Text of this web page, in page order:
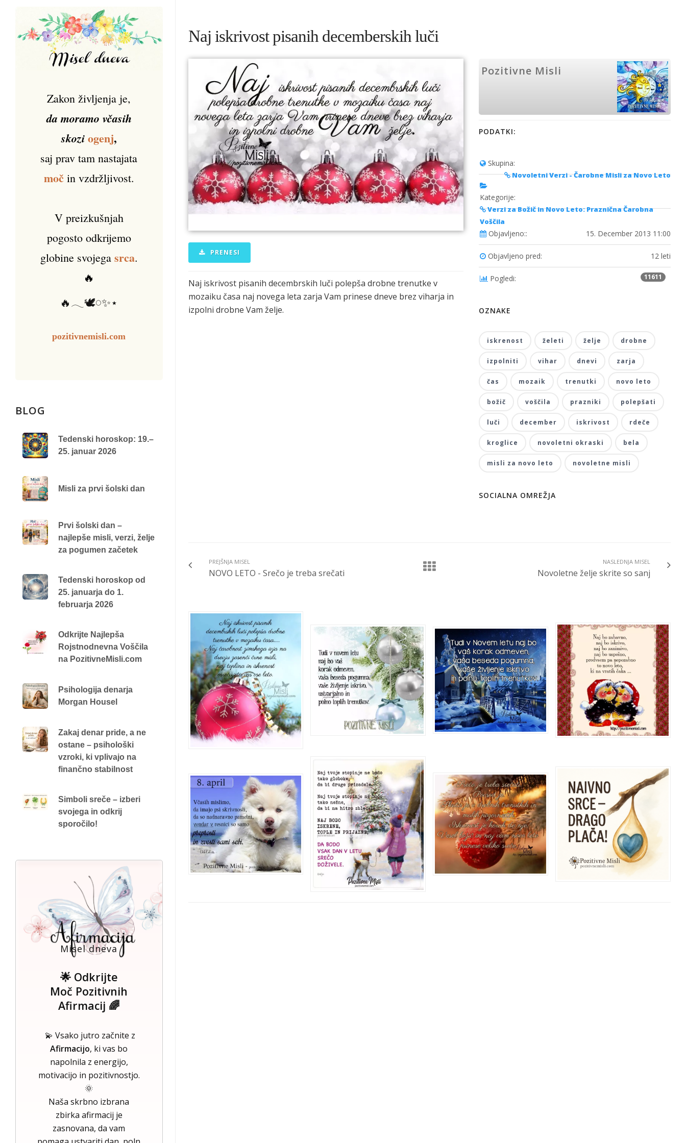
Naj iskrivost pisanih decemberskih luči
PRENESI
Naj iskrivost pisanih decembrskih luči polepša drobne trenutke v
mozaiku časa naj novega leta zarja Vam prinese dneve brez viharja in
izpolni drobne Vam želje.
Pozitivne Misli
PODATKI:
Skupina:
Novoletni Verzi - Čarobne Misli za Novo Leto
Kategorije:
Verzi za Božič in Novo Leto: Praznična Čarobna
Voščila
Objavljeno:: 15. December 2013 11:00
Objavljeno pred: 12 leti
Pogledi: 11611
OZNAKE
iskrenost želeti želje drobne
izpolniti vihar dnevi zarja
čas mozaik trenutki novo leto
božič voščila prazniki polepšati
luči december iskrivost rdeče
kroglice novoletni okraski bela
misli za novo leto novoletne misli
SOCIALNA OMREŽJA
PREJŠNJA MISEL
NOVO LETO - Srečo je treba srečati
NASLEDNJA MISEL
Novoletne želje skrite so sanj
Zakon življenja je,
da moramo včasih
skozi ogenj,
saj prav tam nastajata
močin vzdržljivost.
V preizkušnjah
pogosto odkrijemo
globine svojega srca.
🔥
🔥𓂃🕊️𓏸✨⋆
pozitivnemisli.com
BLOG
Tedenski horoskop: 19.–
25. januar 2026
Misli za prvi šolski dan
Prvi šolski dan –
najlepše misli, verzi, želje
za pogumen začetek
Tedenski horoskop od
25. januarja do 1.
februarja 2026
Odkrijte Najlepša
Rojstnodnevna Voščila
na PozitivneMisli.com
Psihologija denarja
Morgan Housel
Zakaj denar pride, a ne
ostane – psihološki
vzroki, ki vplivajo na
finančno stabilnost
Simboli sreče – izberi
svojega in odkrij
sporočilo!
Misel dneva
🌟 Odkrijte
Moč Pozitivnih
Afirmacij 🌈
💫 Vsako jutro začnite z
Afirmacijo, ki vas bo
napolnila z energijo,
motivacijo in pozitivnostjo.
🌞
Naša skrbno izbrana
zbirka afirmacij je
zasnovana, da vam